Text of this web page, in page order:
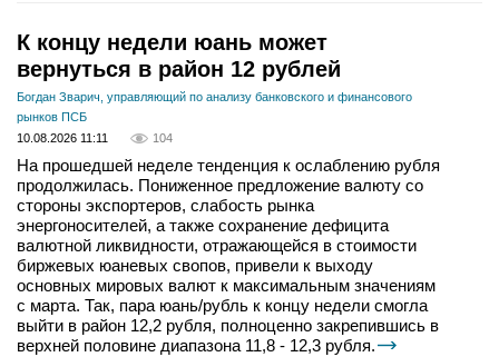
К концу недели юань может
вернуться в район 12 рублей
Богдан Зварич, управляющий по анализу банковского и финансового
рынков ПСБ
10.08.2026 11:11
104
На прошедшей неделе тенденция к ослаблению рубля
продолжилась. Пониженное предложение валюту со
стороны экспортеров, слабость рынка
энергоносителей, а также сохранение дефицита
валютной ликвидности, отражающейся в стоимости
биржевых юаневых свопов, привели к выходу
основных мировых валют к максимальным значениям
с марта. Так, пара юань/рубль к концу недели смогла
выйти в район 12,2 рубля, полноценно закрепившись в
верхней половине диапазона 11,8 - 12,3 рубля.